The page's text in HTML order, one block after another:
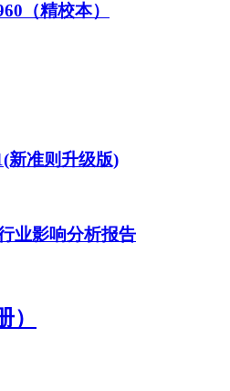
（精校本）
新准则升级版)
业影响分析报告